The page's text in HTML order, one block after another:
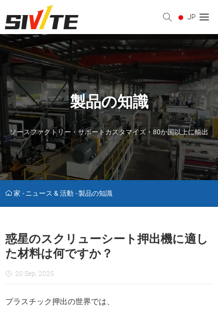
JP
製品の知識
ソースファクトリー・サポートカスタマイズ・80か国以上に輸出
家 - ニュース & 活動 -製品の知識
惑星のスクリューシート押出機に適し
た材料は何ですか？
20 Sep, 2025
プラスチック押出の世界では、